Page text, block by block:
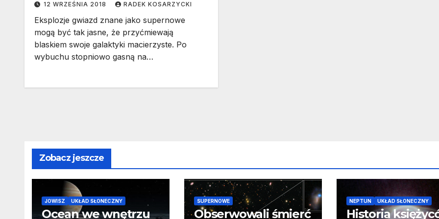
12 WRZEŚNIA 2018 RADEK KOSARZYCKI
Eksplozje gwiazd znane jako supernowe
mogą być tak jasne, że przyćmiewają
blaskiem swoje galaktyki macierzyste. Po
wybuchu stopniowo gasną na…
Zobacz jeszcze
JOWISZ UKŁAD SŁONECZNY
Ocean we wnętrzu
SUPERNOWE
Obserwowali śmierć
NEPTUN UKŁAD SŁONECZNY
Historia